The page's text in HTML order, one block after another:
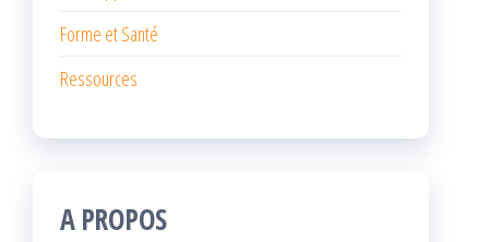
Forme et Santé
Ressources
A PROPOS